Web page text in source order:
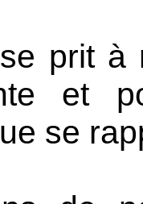
prit à
et
se